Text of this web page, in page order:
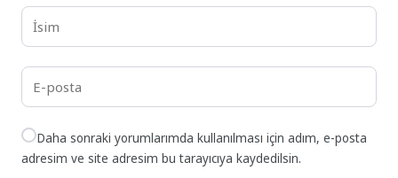
Daha sonraki yorumlarımda kullanılması için adım, e-posta
adresim ve site adresim bu tarayıcıya kaydedilsin.